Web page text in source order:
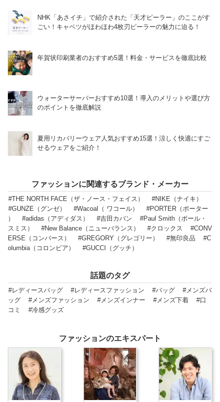
NHK「あさイチ」で紹介された「天才ピーラー」のここがす
ごい！キャベツがほわほわ4枚刃ピーラーの魅力に迫る！
年賀状印刷業者のおすすめ5選！料金・サービスを徹底比較
ウォーターサーバーおすすめ10選！導入のメリットや選び方
のポイントを徹底解説
夏用リカバリーウェア人気おすすめ15選！涼しく快適にすご
せるウェアをご紹介！
ファッションに関連するブランド・メーカー
#THE NORTH FACE（ザ・ノース・フェイス）
#NIKE（ナイキ）
#GUNZE（グンゼ）
#Wacoal（ ワコール）
#PORTER（ポーター
）
#adidas（アディダス） #吉田カバン
#Paul Smith（ポール・
スミス）
#New Balance（ニューバランス） #クロックス
#CONV
ERSE（コンバース）
#GREGORY（グレゴリー） #無印良品
#C
olumbia（コロンビア）
#GUCCI（グッチ）
話題のタグ
#レディースバッグ #レディースファッション #バッグ
#メンズバ
ッグ
#メンズファッション #メンズインナー #メンズ下着
#口
コミ
#冷感グッズ
ファッションのエキスパート